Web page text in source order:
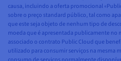
causa, incluindo a oferta promocional
sobre o preço standard público, tal como
que este seja objeto de nenhum tipo de
moeda que é apresentada publicamente no
associado o contrato Public Cloud que
utilizado para consumir serviços na mesma